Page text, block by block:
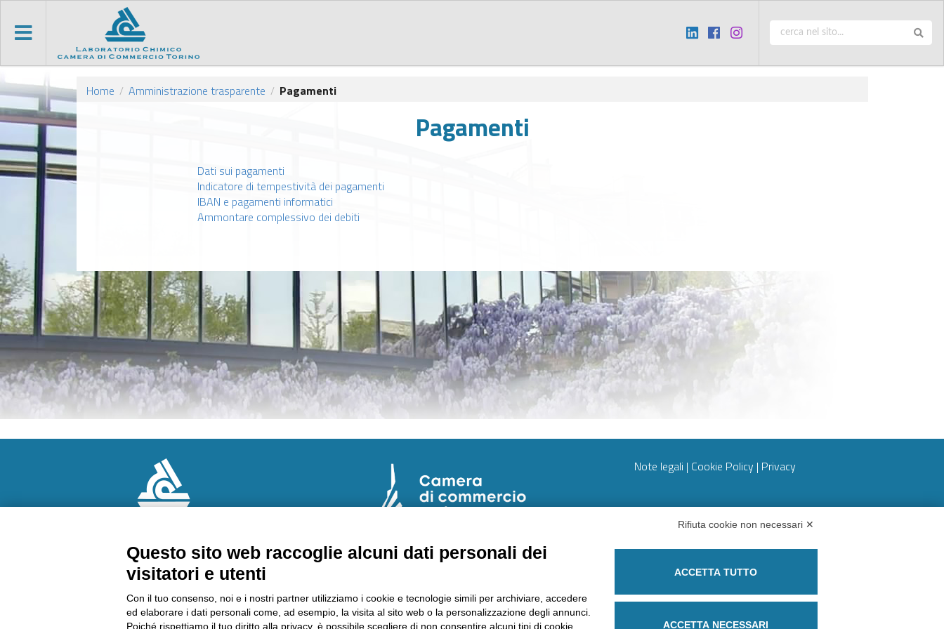
Home / Amministrazione trasparente / Pagamenti
Pagamenti
Dati sui pagamenti
Indicatore di tempestività dei pagamenti
IBAN e pagamenti informatici
Ammontare complessivo dei debiti
Note legali | Cookie Policy | Privacy
CHI SIAMO
Come arrivare
Richiedi un preventivo
AMMINISTRAZIONE
Lavora con noi
Riconoscimenti
Via Ventimiglia, 165 - 10127 Torino
Tel011 6700111Fax011 6700100
Partita IVA 09273250010
Regime split payment
Rifiuta cookie non necessari ✕
Questo sito web raccoglie alcuni dati personali dei
visitatori e utenti
Con il tuo consenso, noi e i nostri partner utilizziamo i cookie e tecnologie simili per archiviare, accedere
ed elaborare i dati personali come, ad esempio, la visita al sito web o la personalizzazione degli annunci.
Poiché rispettiamo il tuo diritto alla privacy, è possibile scegliere di non consentire alcuni tipi di cookie.
ACCETTA TUTTO
ACCETTA NECESSARI